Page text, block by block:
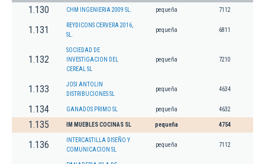
1.130 CHM INGENIERIA 2009 SL. pequeña 7112
1.131
REYDICONS CERVERA 2016,
SL.
pequeña 6811
1.132
SOCIEDAD DE
INVESTIGACION DEL
CEREAL SL
pequeña 7210
1.133
JOSI ANTOLIN
DISTRIBUCIONES SL
pequeña 4634
1.134 GANADOS PRIMO SL pequeña 4632
1.135 IM MUEBLES COCINAS SL pequeña 4754
1.136
INTERCASTILLA DISEÑO Y
COMUNICACION SL
pequeña 7112